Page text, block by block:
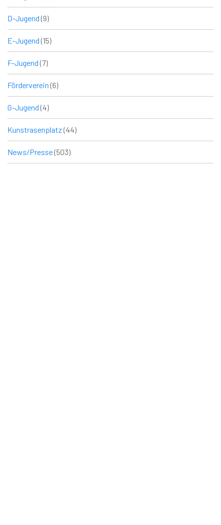
D-Jugend (9)
E-Jugend (15)
F-Jugend (7)
Förderverein (6)
G-Jugend (4)
Kunstrasenplatz (44)
News/Presse(503)